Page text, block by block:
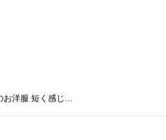
洋服 短く感じ…